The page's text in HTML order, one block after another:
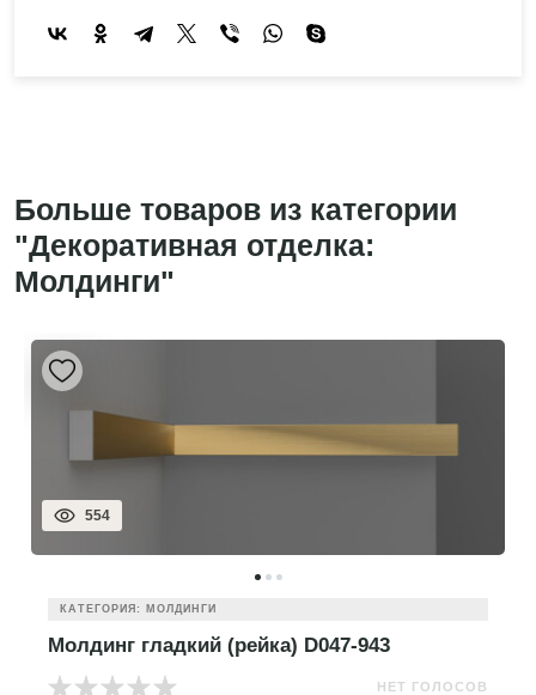
Больше товаров из категории
"Декоративная отделка:
Молдинги"
554
КАТЕГОРИЯ: МОЛДИНГИ
Молдинг гладкий (рейка) D047-943
НЕТ ГОЛОСОВ